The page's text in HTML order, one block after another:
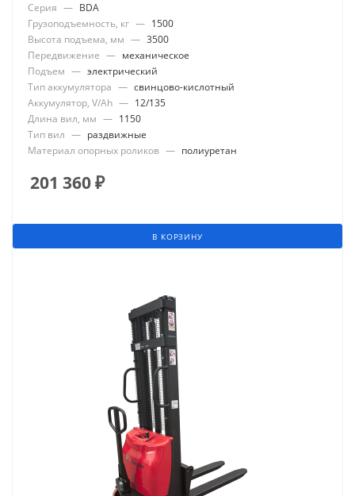
Серия — BDA
Грузоподъемность, кг — 1500
Высота подъема, мм — 3500
Передвижение — механическое
Подъем — электрический
Тип аккумулятора — свинцово-кислотный
Аккумулятор, V/Ah — 12/135
Длина вил, мм — 1150
Тип вил — раздвижные
Материал опорных роликов — полиуретан
201 360₽
В КОРЗИНУ